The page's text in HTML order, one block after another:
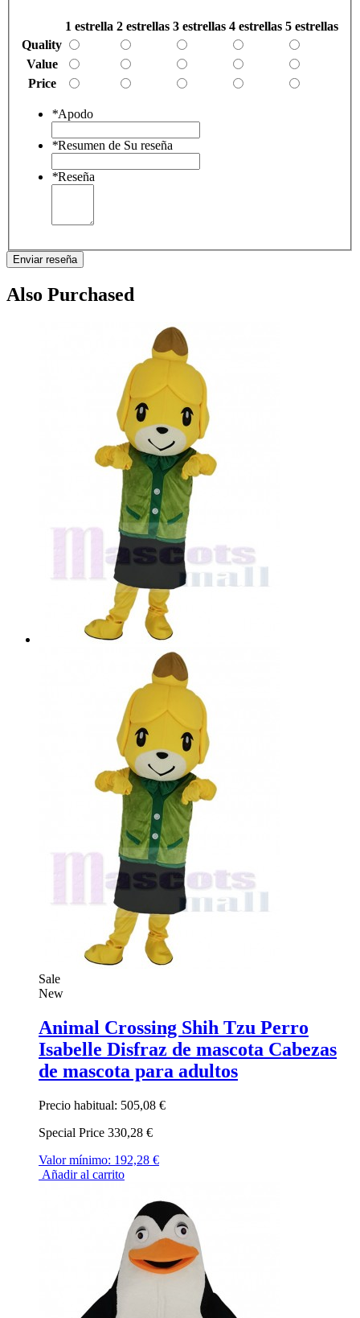
1 estrella 2 estrellas 3 estrellas 4 estrellas 5 estrellas
Quality
Value
Price
*Apodo
*Resumen de Su reseña
*Reseña
Enviar reseña
Also Purchased
Sale
New
Animal Crossing Shih Tzu Perro
Isabelle Disfraz de mascota Cabezas
de mascota para adultos
Precio habitual: 505,08 €
Special Price 330,28 €
Valor mínimo: 192,28 €
Añadir al carrito